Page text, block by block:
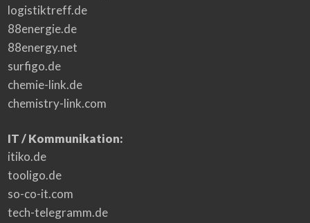
logistiktreff.de
88energie.de
88energy.net
surfigo.de
chemie-link.de
chemistry-link.com
IT / Kommunikation:
itiko.de
tooligo.de
so-co-it.com
tech-telegramm.de